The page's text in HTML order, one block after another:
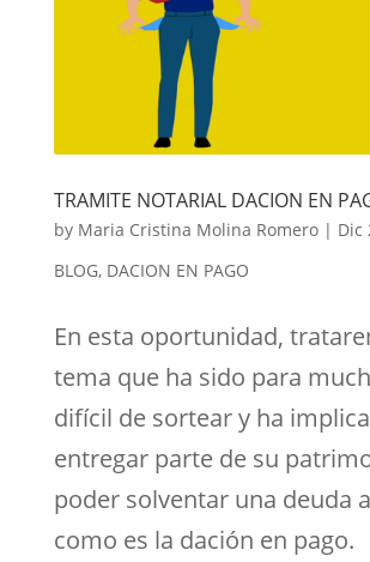
TRAMITE NOTARIAL DACION EN
by Maria Cristina Molina Romero| Dic
BLOG, DACION EN PAGO
En esta oportunidad,
tema que ha sido para
difícil de sortear y ha
entregar parte de su
poder solventar una deuda
como es la dación en pago.